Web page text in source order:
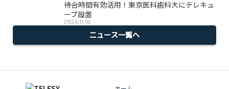
待合時間有効活用！東京医科歯科大にテレキュ
ーブ設置
2024.11.18
ニュース一覧へ